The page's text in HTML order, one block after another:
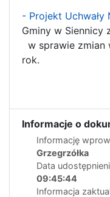
- Projekt Uchwały
Gminy w Siennicy
w sprawie zmian
rok.
Informacje o
Informację
Grzegrzółka
Data
09:45:44
Informacja